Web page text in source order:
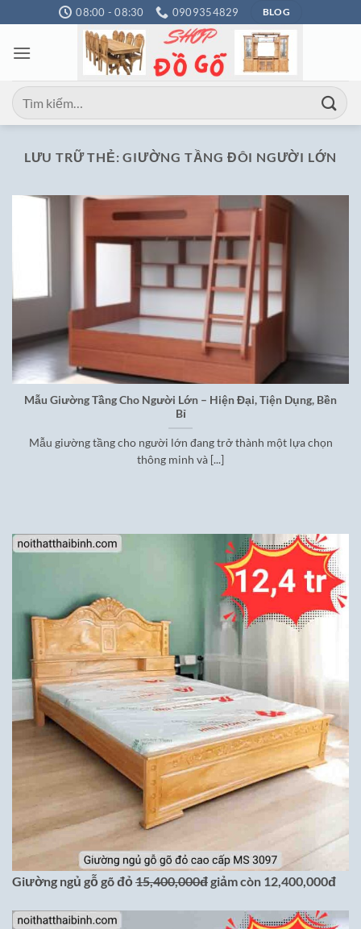
qua
nội
08:00 - 08:30 0909354829 BLOG
Tìm
kiếm:
LƯU TRỮ THẺ:GIƯỜNG TẦNG ĐÔI NGƯỜI LỚN
Mẫu Giường Tầng Cho Người Lớn – Hiện Đại, Tiện Dụng, Bền
Bỉ
Mẫu giường tầng cho người lớn đang trở thành một lựa chọn
thông minh và [...]
Giường ngủ gỗ gõ đỏ 15,400,000đgiảm còn 12,400,000đ